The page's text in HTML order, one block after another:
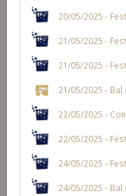
20/05/2025 -
21/05/2025 -
21/05/2025 -
21/05/2025 -
22/05/2025 -
22/05/2025 -
24/05/2025 -
24/05/2025 -